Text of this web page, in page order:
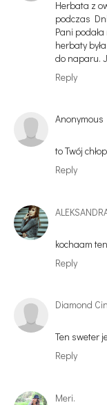
Herbata z
podczas
Pani
herbaty
do naparu.
Reply
Anonymous
to Twój
Reply
kochaam
Reply
Diamond
Ten sweter
Reply
Meri.